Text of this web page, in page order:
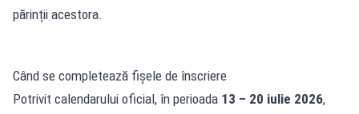
părinții acestora.
Când se completează fișele de înscriere
Potrivit calendarului oficial, în perioada 13 – 20 iulie 2026,